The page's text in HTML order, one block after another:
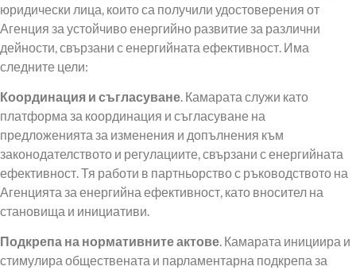
юридически лица, които са получили удостоверения от
Агенция за устойчиво енергийно развитие за различни
дейности, свързани с енергийната ефективност. Има
следните цели:
Координация и съгласуване. Камарата служи като
платформа за координация и съгласуване на
предложенията за изменения и допълнения към
законодателството и регулациите, свързани с енергийната
ефективност. Тя работи в партньорство с ръководството на
Агенцията за енергийна ефективност, като вносител на
становища и инициативи.
Подкрепа на нормативните актове. Камарата инициира и
стимулира обществената и парламентарна подкрепа за